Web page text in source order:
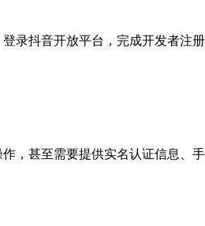
录抖音开放平台，完成开发者注
，甚至需要提供实名认证信息、手